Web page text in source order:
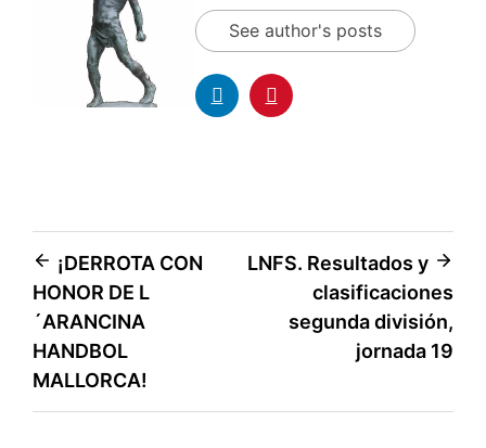
See author's posts
¡DERROTA CON
HONOR DE L
´ARANCINA
HANDBOL
MALLORCA!
LNFS. Resultados y
clasificaciones
segunda división,
jornada 19